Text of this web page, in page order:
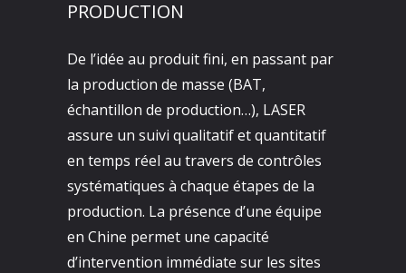
PRODUCTION
De l’idée au produit fini, en passant par
la production de masse (BAT,
échantillon de production…), LASER
assure un suivi qualitatif et quantitatif
en temps réel au travers de contrôles
systématiques à chaque étapes de la
production. La présence d’une équipe
en Chine permet une capacité
d’intervention immédiate sur les sites